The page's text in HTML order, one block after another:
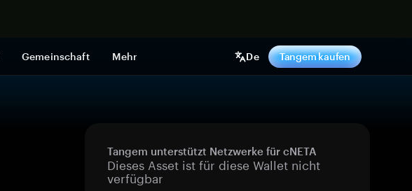
Gemeinschaft Mehr De Tangem kaufen
Tangem unterstützt Netzwerke für cNETA
Dieses Asset ist für diese Wallet nicht
verfügbar